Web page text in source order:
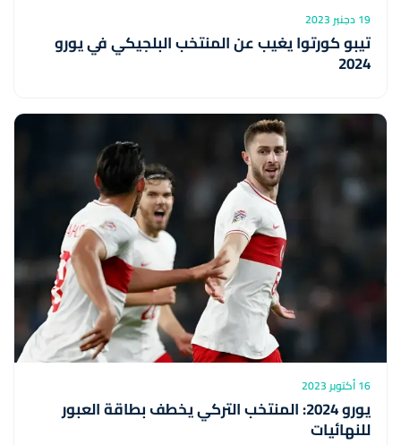
19 دجنبر 2023
تيبو كورتوا يغيب عن المنتخب البلجيكي في يورو
2024
16 أكتوبر 2023
يورو 2024: المنتخب التركي يخطف بطاقة العبور
للنهائيات